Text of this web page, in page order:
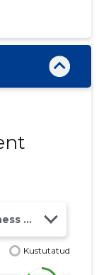
risk class
Kustutatud